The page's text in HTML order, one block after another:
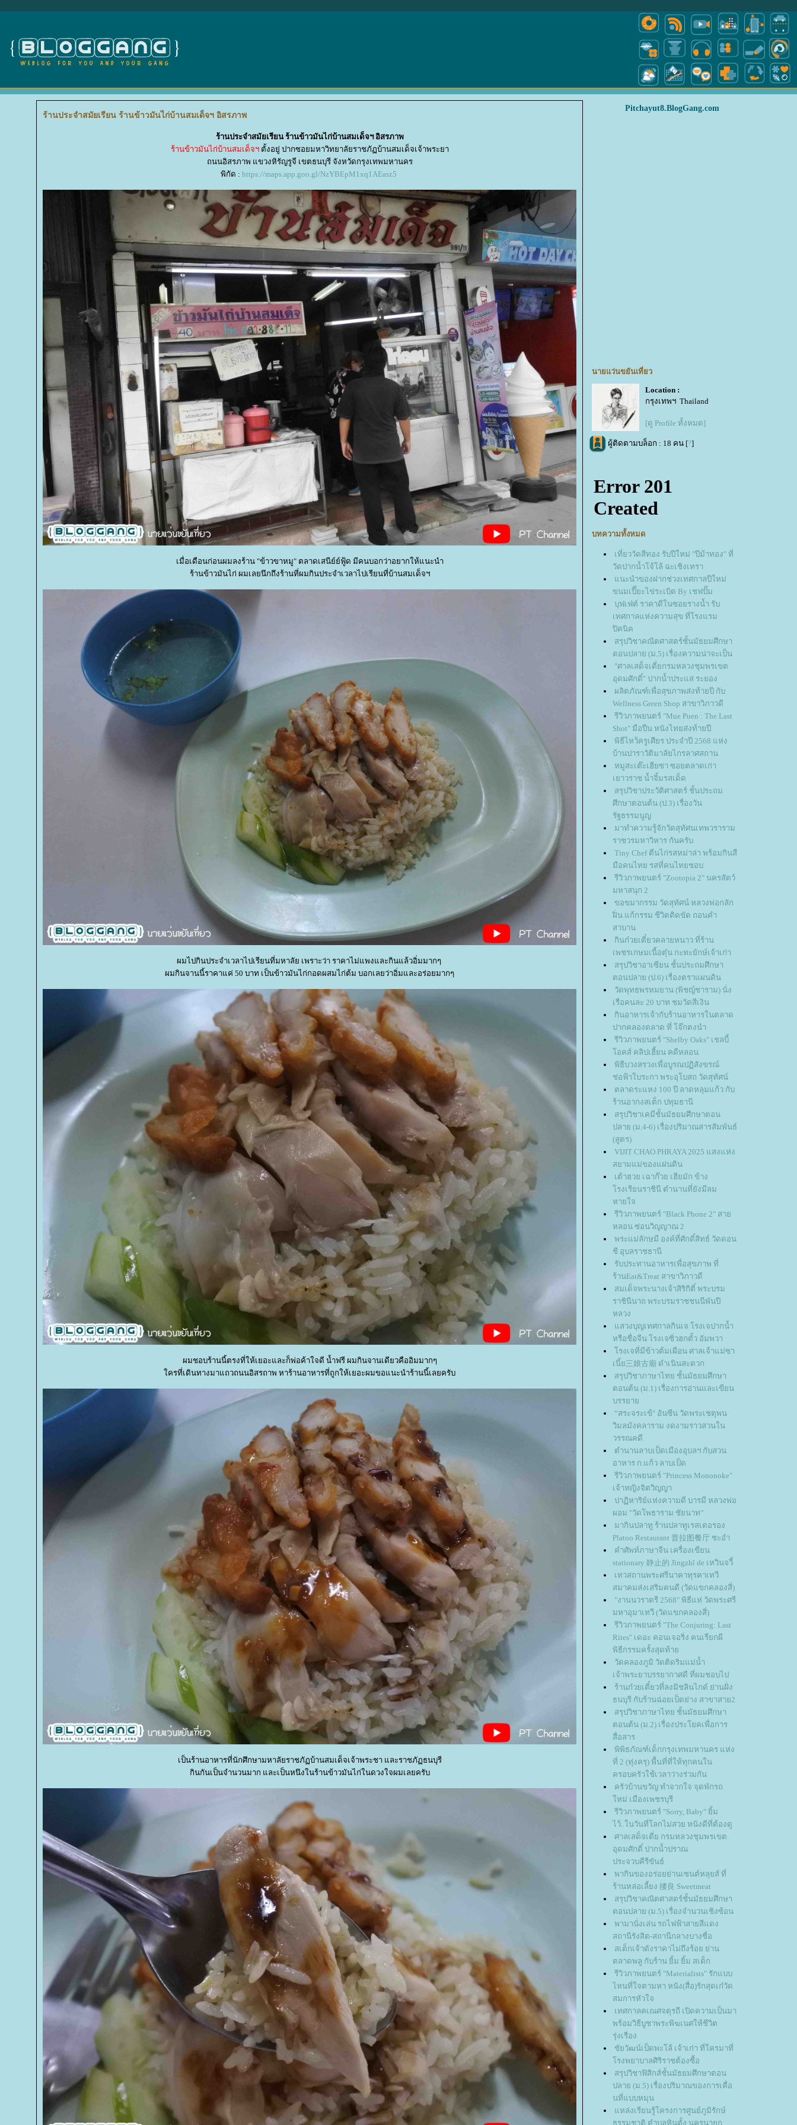
ร้านประจำสมัยเรียน ร้านข้าวมันไก่บ้านสมเด็จฯ อิสรภาพ
ร้านประจำสมัยเรียน ร้านข้าวมันไก่บ้านสมเด็จฯ อิสรภาพ
ร้านข้าวมันไก่บ้านสมเด็จฯตั้งอยู่ ปากซอยมหาวิทยาลัยราชภัฏบ้านสมเด็จเจ้าพระยา
ถนนอิสรภาพ แขวงหิรัญรูจี เขตธนบุรี จังหวัดกรุงเทพมหานคร
พิกัด : https://maps.app.goo.gl/NzYBEpM1xq1AEasz5
เมื่อเดือนก่อนผมลงร้าน "ข้าวขาหมู" ตลาดเสนีย์ย์ฟู้ด มีคนบอกว่าอยากให้แนะนำ
ร้านข้าวมันไก่ ผมเลยนึกถึงร้านที่ผมกินประจำเวลาไปเรียนที่บ้านสมเด็จฯ
ผมไปกินประจำเวลาไปเรียนที่มหาลัย เพราะว่า ราคาไม่แพงและกินแล้วอิ่มมากๆ
ผมกินจานนี้ราคาแค่ 50 บาท เป็นข้าวมันไก่กอดผสมไก่ต้ม บอกเลยว่าอิ่มและอร่อยมากๆ
ผมชอบร้านนี้ตรงที่ให้เยอะและก็พ่อค้าใจดี น้ำฟรี ผมกินจานเดียวคืออิมมากๆ
ครที่เดินทางมาแถวถนนอิสรถาพ หาร้านอาหารที่ถูกให้เยอะผมขอแนะนำร้านนี้เลยครับ
เป็นร้านอาหารที่นักศึกษามหาลัยราชภัฏบ้านสมเด็จเจ้าพระชา และราชภัฏธนบุรี
กินกันเป็นจำนวนมาก และเป็นหนึงในร้านข้าวมันไก่ในดวงใจผมเลยครับ
Pitchayut8.BlogGang.com
นายแว่นขยันเที่ยว
Location :
กรุงเทพฯ Thailand
[ดู Profile ทั้งหมด]
ผู้ติดตามบล็อก : 18 คน [?]
บทความทั้งหมด
เที่ยววัดสีทอง รับปีใหม่ "ปีม้าทอง" ที่
วัดปากน้ำโจ้โล้ ฉะเชิงเทรา
นะนำของฝากช่วงเทศกาลปีใหม่
ขนมเปี๊ยะไข่ระเบิด By เชฟปั๊ม
บุฟเฟ่ต์ ราคาดีในซอยรางน้ำ รับ
เทศกาลแห่งความสุข ที่โรงแรม
ปิคนิค
สรุปวิชาคณิตศาสตร์ชั้นมัธยมศึกษา
ตอนปลาย (ม.5) เรื่องความน่าจะเป็น
"ศาลเสด็จเตี่ยกรมหลวงชุมพรเขต
อุดมศักดิ์" ปากน้ำประแส ระยอง
ผลิตภัณฑ์เพื่อสุขภาพส่งท้ายปี กับ
Wellness Green Shop สาขาวิภาวดี
รีวิวภาพยนตร์ "Mue Puen : The Last
Shot" มือปืน หนังไทยส่งท้ายปี
พิธีไหว้ครูเศียร ประจำปี 2568 แห่ง
บ้านปาราวัติมาลัยไกรลาศสถาน
หมูสะเต๊ะเฮียซา ซอยตลาดเก่า
เยาวราช น้ำจิ้มรสเด็ด
สรุปวิชาประวัติศาสตร์ ชั้นประถม
ศึกษาตอนต้น (ป.3) เรื่องวัน
รัฐธรรมนูญ
มาทำความรู้จักวัดสุทัศนเทพวราราม
ราชวรมหาวิหาร กันครับ
Tiny Chef ตีนไก่รสหม่าล่า พร้อมกินสี
มือคนไทย รสที่คนไทยชอบ
รีวิวภาพยนตร์ "Zootopia 2" นครสัตว์
มหาสนุก 2
ขอขมากรรม วัดสุทัศน์ หลวงพ่อกลัก
ฝิ่น แก้กรรม ชีวิตติดขัด ถอนคำ
สาบาน
กินก๋วยเตี๋ยวคลายหนาว ที่ร้าน
เพชรเกษมเนื้อตุ๋น กะทะยักษ์เจ้าเก่า
สรุปวิชาอาเซียน ชั้นประถมศึกษา
ตอนปลาย (ป.6) เรื่องตราแผนดิน
วัดพุทธพรหมยาน (พิชญ์ชาราม) นั่ง
เรือคนละ 20 บาท ชมวัดสีเงิน
กินอาหารเจ้ากับร้านอาหารในตลาด
ปากคลองตลาด ที่ โจ๊กตงนำ
รีวิวภาพยนตร์ "Shelby Oaks" เชลบี้
อคส์ คลิปเฮี้ยน คดีหลอน
พิธีบวงสรวงเพื่อบูรณปฏิสังขรณ์
ช่อฟ้าใบระกา พระอุโบสถ วัดสุทัศน์
ตลาดระแหง 100 ปี ลาดหลุมแก้ว กับ
ร้านอากงสเต็ก ปทุมธานี
สรุปวิชาเคมีชั้นมัธยมศึกษาตอน
ปลาย (ม.4-6) เรื่องปริมาณสารสัมพันธ์
(สูตร)
VIJIT CHAO PHRAYA 2025 แสงแห่ง
สยามแม่ของแผ่นดิน
เต้าฮวย เฉาก๊วย เฮียมัก ข้าง
รงเรียนราชินี ตำนานที่ยังมีลม
หายใจ
รีวิวภาพยนตร์ "Black Phone 2" สา
หลอน ซ่อนวิญญาณ 2
พระแม่ลักษมี องค์ที่ศักดิ์สิทธ์ วัดดอน
ชี อุบลราชธานี
รับประทานอาหารเพื่อสุขภาพ ที่
ร้านEat&Treat สาขาวิภาวดี
สมเด็จพระนางเจ้าสิริกิติ์ พระบรม
ราชินีนาถ พระบรมราชชนนีพันปี
หลวง
สวงบุญเทศกาลกินเจ โรงเจปากน้ำ
หรือชื่อจีน โรงเจซิ่วฮกตั้ว อัมพวา
รงเจที่มีข้าวต้มเผือน ศาลเจ้าแม่ซา
เนี้ย三娘古廟 ดำเนินสะดวก
สรุปวิชาภาษาไทย ชั้นมัธยมศึกษา
ตอนต้น (ม.1) เรื่องการอ่านและเขียน
บรรยา
“สระจระเข้" อันซีน วัดพระเชตุพน
วิมลมังคลาราม งดงามราวสวนใน
วรรณคดี
ตำนานลาบเป็ดเมืองอุบลฯ กับสวน
อาหาร ก.แก้ว ลาบเป็ด
รีวิวภาพยนตร์ "Princess Mononoke"
เจ้าหญิงจิตวิญญา
ปาฏิหาริย์แห่งความดี บารมี หลวงพ่อ
ผอม "วัดโพธาราม ชัยนาท”
มากินปลาทู ร้านปลาทูเรสเตอรอง
Platoo Restaurant 普拉图餐厅 ชะอำ
คำศัพท์ภาษาจีน เครื่องเขียน
stationary 静止的 Jìngzhǐ de เหวินจวี้
เทวสถานพระศรีนาคาทุรคาเทวี
สมาคมส่งเสริมคนดี (วัดแขกคลองสี่)
"งานนวราตรี 2568" พิธีแห่ วัดพระศรี
มหาอุมาเทวี (วัดแขกคลองสี่)
รีวิวภาพยนตร์ "The Conjuring: Last
Rites" เดอะ คอนเจอริ่ง คนเรียกผี
พิธีกรรมครั้งสุดท้า
วัดคลองภูมิ วัดติดริมแม่น้ำ
เจ้าพระยาบรรยากาศดี ที่ผมชอบไป
ร้านก๋วยเตี๋ยวที่ลงมิชลินไกด์ ย่านฝั่ง
ธนบุรี กับร้านฉ่อยเป็ดย่าง สาขาสาย2
สรุปวิชาภาษาไทย ชั้นมัธยมศึกษา
ตอนต้น (ม.2) เรื่องประโยคเพื่อการ
สื่อสาร
พิพิธภัณฑ์เด็กกรุงเทพมหานคร แห่ง
ที่ 2 (ทุ่งครุ) พื้นที่ที่ให้ทุกคนใน
ครอบครัวใช้เวลาว่างร่วมกัน
ครัวบ้านขวัญ ทำจากใจ จุดพักรถ
หม่ เมืองเพชรบุรี
รีวิวภาพยนตร์ "Sorry, Baby" ยิ้ม
ไว้..ในวันที่โลกไม่สวย หนังดีที่ต้องดู
ศาลเสด็จเตี่ย กรมหลวงชุมพรเขต
อุดมศักดิ์ ปากน้ำปราณ
ประจวบคีรีขันธ์
พากินของอร่อยย่านเซนต์หลุยส์ ที่
ร้านหล่อเลี้ยง 搂良 Sweetmeat
สรุปวิชาคณิตศาสตร์ชั้นมัธยมศึกษา
ตอนปลาย (ม.5) เรื่องจำนวนเชิงซ้อน
พามานั่งเล่น รถไฟฟ้าสายสีแดง
สถานีรังสิต-สถานีกลางบางซื่อ
สเต็กเจ้าดังราคาไม่ถึงร้อย ย่าน
ตลาดพลู กับร้าน ยิ้ม ยิ้ม สเต็ก
รีวิวภาพยนตร์ "Materialists" รักแบบ
ไหนที่ใจตามหา หนัง(สื่อ)รักสุดเก๋วัด
สมการหัวใจ
เทศกาลคเณศจตุรถี เปิดความเป็นมา
พร้อมวิธีบูชาพระพิฆเนศให้ชีวิต
รุ่งเรือง
ชัยวัฒน์เป็ดพะโล้ เจ้าเก่า ที่ใครมาที่
รงพยาบาลศิริราชต้องซื้อ
สรุปวิชาฟิสิกส์ชั้นมัธยมศึกษาตอน
ปลาย (ม.5) เรื่องปริมาณของการเคื่อ
นที่แบบหมุน
หล่งเรียนรู้โครงการศูนย์ภูมิรักษ์
ธรรมชาติ ตำบลหินตั้ง นครนายก